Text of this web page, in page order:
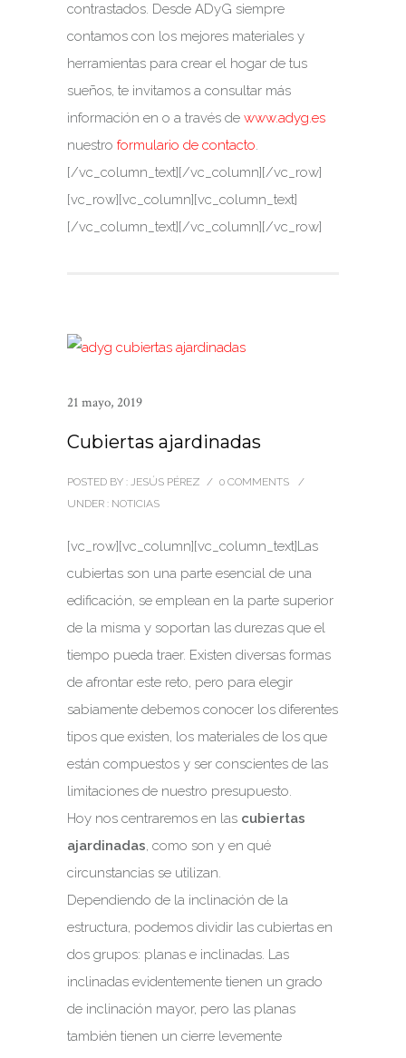
contrastados. Desde ADyG siempre
contamos con los mejores materiales y
herramientas para crear el hogar de tus
sueños, te invitamos a consultar más
información en o a través de www.adyg.es
nuestro formulario de contacto.
[/vc_column_text][/vc_column][/vc_row]
[vc_row][vc_column][vc_column_text]
[/vc_column_text][/vc_column][/vc_row]
21 mayo, 2019
Cubiertas ajardinadas
POSTED BY : JESÚS PÉREZ / 0 COMMENTS
/
UNDER : NOTICIAS
[vc_row][vc_column][vc_column_text]Las
cubiertas son una parte esencial de una
edificación, se emplean en la parte superior
de la misma y soportan las durezas que el
tiempo pueda traer. Existen diversas formas
de afrontar este reto, pero para elegir
sabiamente debemos conocer los diferentes
tipos que existen, los materiales de los que
están compuestos y ser conscientes de las
limitaciones de nuestro presupuesto.
Hoy nos centraremos en las cubiertas
ajardinadas, como son y en qué
circunstancias se utilizan.
Dependiendo de la inclinación de la
estructura, podemos dividir las cubiertas en
dos grupos: planas e inclinadas. Las
inclinadas evidentemente tienen un grado
de inclinación mayor, pero las planas
también tienen un cierre levemente